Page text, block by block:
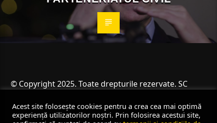
© Copyright 2025. Toate drepturile rezervate. SC
Acest site folosește cookies pentru a crea cea mai optimă
experiență utilizatorilor noștri. Prin folosirea acestui site,